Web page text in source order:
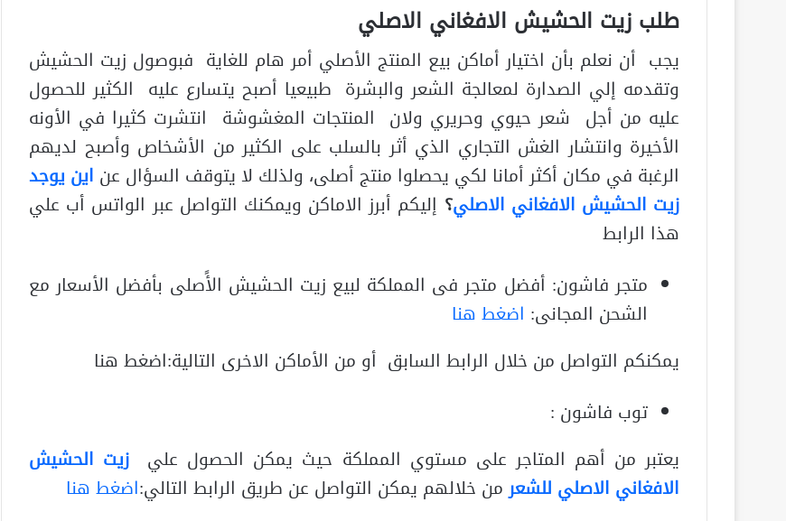
طلب زيت الحشيش الافغاني الاصلي
يجب أن نعلم بأن اختيار أماكن بيع المنتج الأصلي أمر هام للغاية فبوصول زيت الحشيش
وتقدمه إلي الصدارة لمعالجة الشعر والبشرة طبيعيا أصبح يتسارع عليه الكثير للحصول
عليه من أجل شعر حيوي وحريري ولان المنتجات المغشوشة انتشرت كثيرا في الأونه
الأخيرة وانتشار الغش التجاري الذي أثر بالسلب على الكثير من الأشخاص وأصبح لديهم
الرغبة في مكان أكثر أمانا لكي يحصلوا منتج أصلى، ولذلك لا يتوقف السؤال عن اين يوجد
زيت الحشيش الافغاني الاصلي؟ إليكم أبرز الاماكن ويمكنك التواصل عبر الواتس أب علي
هذا الرابط
متجر فاشون: أفضل متجر فى المملكة لبيع زيت الحشيش الأًصلى بأفضل الأسعار مع
الشحن المجانى: اضغط هنا
يمكنكم التواصل من خلال الرابط السابق أو من الأماكن الاخرى التالية:اضغط هنا
توب فاشون :
يعتبر من أهم المتاجر على مستوي المملكة حيث يمكن الحصول علي زيت الحشيش
الافغاني الاصلي للشعرمن خلالهم يمكن التواصل عن طريق الرابط التالي:اضغط هنا